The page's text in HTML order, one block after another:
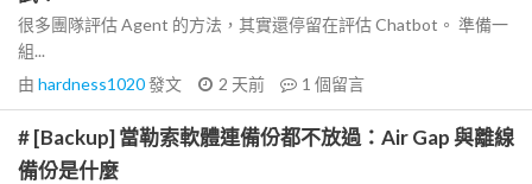
很多團隊評估 Agent 的方法，其實還停留在評估 Chatbot。 準備一
組...
由 hardness1020發文 2 天前 1 個留言
# [Backup] 當勒索軟體連備份都不放過：Air Gap 與離線
備份是什麼